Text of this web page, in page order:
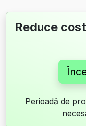
Reduce
Perioadă de